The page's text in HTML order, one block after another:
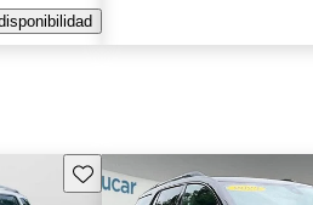
Guarda este Aviso